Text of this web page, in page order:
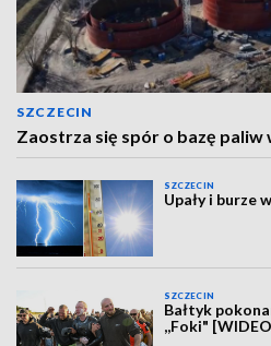
SZCZECIN
Zaostrza się spór o bazę paliw
SZCZECIN
Upały i burze
SZCZECIN
Bałtyk
,,Foki"